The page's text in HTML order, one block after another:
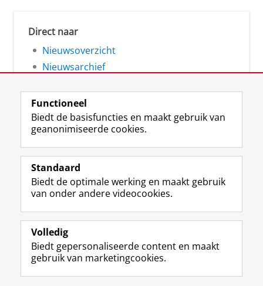
Direct naar
Nieuwsoverzicht
Nieuwsarchief
Volg de RUG
F
a
e
b
o
p
a
i
L
i
k
e
I
-
p
g
R
S
-
f
e
R
k
I
n
t
r
m
c
Y
o
T
e
k
a
Studiekiezers
Alumni
Over ons
Functioneel
Biedt de basisfuncties en maakt gebruik van
geanonimiseerde cookies.
Standaard
Biedt de optimale werking en maakt gebruik
van onder andere videocookies.
Volledig
Biedt gepersonaliseerde content en maakt
gebruik van marketingcookies.